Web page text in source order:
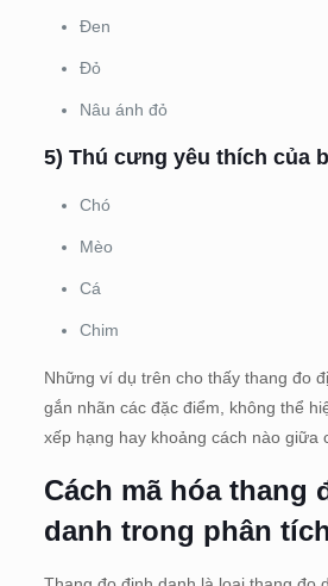
Đen
Đỏ
Nâu ánh đỏ
5) Thú cưng yêu thích của
Chó
Mèo
Cá
Chim
Những ví dụ trên cho thấy thang đo
gắn nhãn các đặc điểm, không thể
xếp hạng hay khoảng cách nào giữa
Cách mã hóa thang
danh trong phân